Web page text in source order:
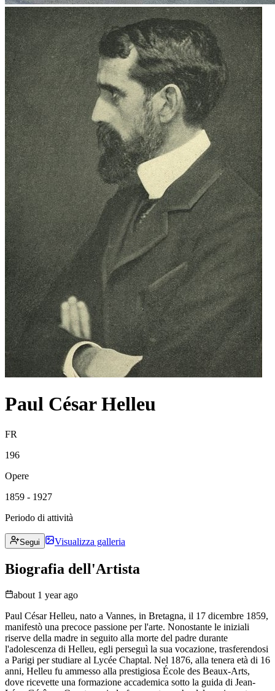
Paul César Helleu
FR
196
Opere
1859 - 1927
Periodo di attività
Segui Visualizza galleria
Biografia dell'Artista
about 1 year ago
Paul César Helleu, nato a Vannes, in Bretagna, il 17 dicembre 1859,
manifestò una precoce passione per l'arte. Nonostante le iniziali
riserve della madre in seguito alla morte del padre durante
l'adolescenza di Helleu, egli perseguì la sua vocazione, trasferendosi
a Parigi per studiare al Lycée Chaptal. Nel 1876, alla tenera età di 16
anni, Helleu fu ammesso alla prestigiosa École des Beaux-Arts,
dove ricevette una formazione accademica sotto la guida di Jean-